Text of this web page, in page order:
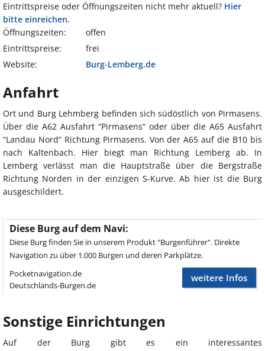
Eintrittspreise oder Öffnungszeiten nicht mehr aktuell? Hier
bitte einreichen.
Öffnungszeiten:
offen
Eintrittspreise:
frei
Website:
Burg-Lemberg.de
Anfahrt
Ort und Burg Lehmberg befinden sich südöstlich von Pirmasens.
Über die A62 Ausfahrt “Pirmasens“ oder über die A65 Ausfahrt
“Landau Nord“ Richtung Pirmasens. Von der A65 auf die B10 bis
nach Kaltenbach. Hier biegt man Richtung Lemberg ab. In
Lemberg verlässt man die Hauptstraße über die Bergstraße
Richtung Norden in der einzigen S-Kurve. Ab hier ist die Burg
ausgeschildert.
Diese Burg auf dem Navi:
Diese Burg finden Sie in unserem Produkt "Burgenführer". Direkte
Navigation zu über 1.000 Burgen und deren Parkplätze.
Pocketnavigation.de
Deutschlands-Burgen.de
weitere Infos
Sonstige Einrichtungen
Auf der Burg gibt es ein interessantes